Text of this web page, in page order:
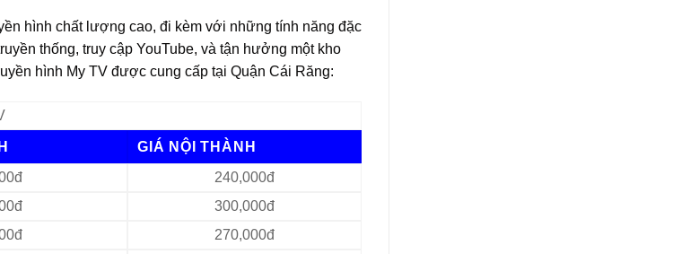
hình chất lượng cao, đi kèm với những tính năng đặc
thống, truy cập YouTube, và tận hưởng một kho
hình My TV được cung cấp tại Quận Cái Răng:
GIÁ NỘI THÀNH
240,000đ
300,000đ
270,000đ